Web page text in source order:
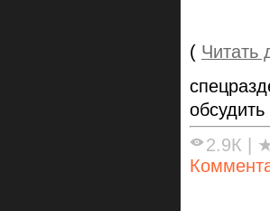
( Читать
2.9К